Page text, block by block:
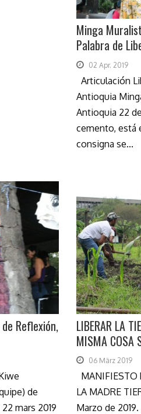
Minga
Palabra de
02 Apr. 2019
Articulación
Antioquia
Antioquia 22
cemento, está
consigna se...
Reflexión,
de
mars 2019
LIBERAR LA
MISMA COSA
06 März 2019
MANIFIESTO
LA MADRE
Marzo de